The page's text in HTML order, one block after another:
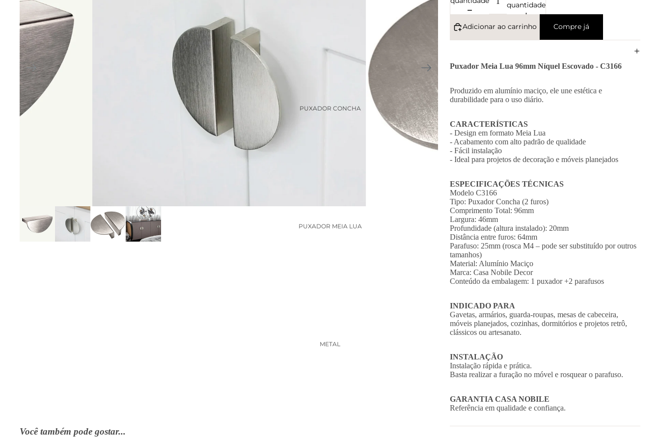
PUXADOR CONCHA
PUXADOR MEIA LUA
METAL
quantidade
Adicionar ao carrinho Compre já
Puxador Meia Lua 96mm Níquel Escovado - C3166
Produzido em alumínio maciço, ele une estética e
durabilidade para o uso diário.
CARACTERÍSTICAS
- Design em formato Meia Lua
- Acabamento com alto padrão de qualidade
- Fácil instalação
- Ideal para projetos de decoração e móveis planejados
ESPECIFICAÇÕES TÉCNICAS
Modelo C3166
Tipo: Puxador Concha (2 furos)
Comprimento Total: 96mm
Largura: 46mm
Profundidade (altura instalado): 20mm
Distância entre furos: 64mm
Parafuso: 25mm (rosca M4 – pode ser substituído por outros
tamanhos)
Material: Alumínio Maciço
Marca: Casa Nobile Decor
Conteúdo da embalagem: 1 puxador +2 parafusos
INDICADO PARA
Gavetas, armários, guarda-roupas, mesas de cabeceira,
móveis planejados, cozinhas, dormitórios e projetos retrô,
clássicos ou artesanato.
INSTALAÇÃO
Instalação rápida e prática.
Basta realizar a furação no móvel e rosquear o parafuso.
GARANTIA CASA NOBILE
Referência em qualidade e confiança.
Você também pode gostar...